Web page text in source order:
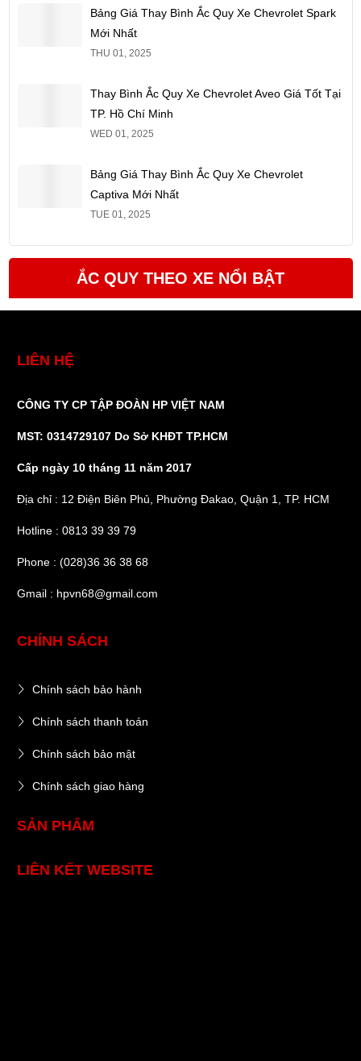
Bảng Giá Thay Bình Ắc Quy Xe Chevrolet Spark
Mới Nhất
THU 01, 2025
Thay Bình Ắc Quy Xe Chevrolet Aveo Giá Tốt Tại
TP. Hồ Chí Minh
WED 01, 2025
Bảng Giá Thay Bình Ắc Quy Xe Chevrolet
Captiva Mới Nhất
TUE 01, 2025
ẮC QUY THEO XE NỔI BẬT
LIÊN HỆ
CÔNG TY CP TẬP ĐOÀN HP VIỆT NAM
MST: 0314729107 Do Sở KHĐT TP.HCM
Cấp ngày 10 tháng 11 năm 2017
Địa chỉ : 12 Điện Biên Phủ, Phường Đakao, Quận 1, TP. HCM
Hotline : 0813 39 39 79
Phone : (028)36 36 38 68
Gmail : hpvn68@gmail.com
CHÍNH SÁCH
Chính sách bảo hành
Chính sách thanh toán
Chính sách bảo mật
Chính sách giao hàng
SẢN PHẨM
LIÊN KẾT WEBSITE